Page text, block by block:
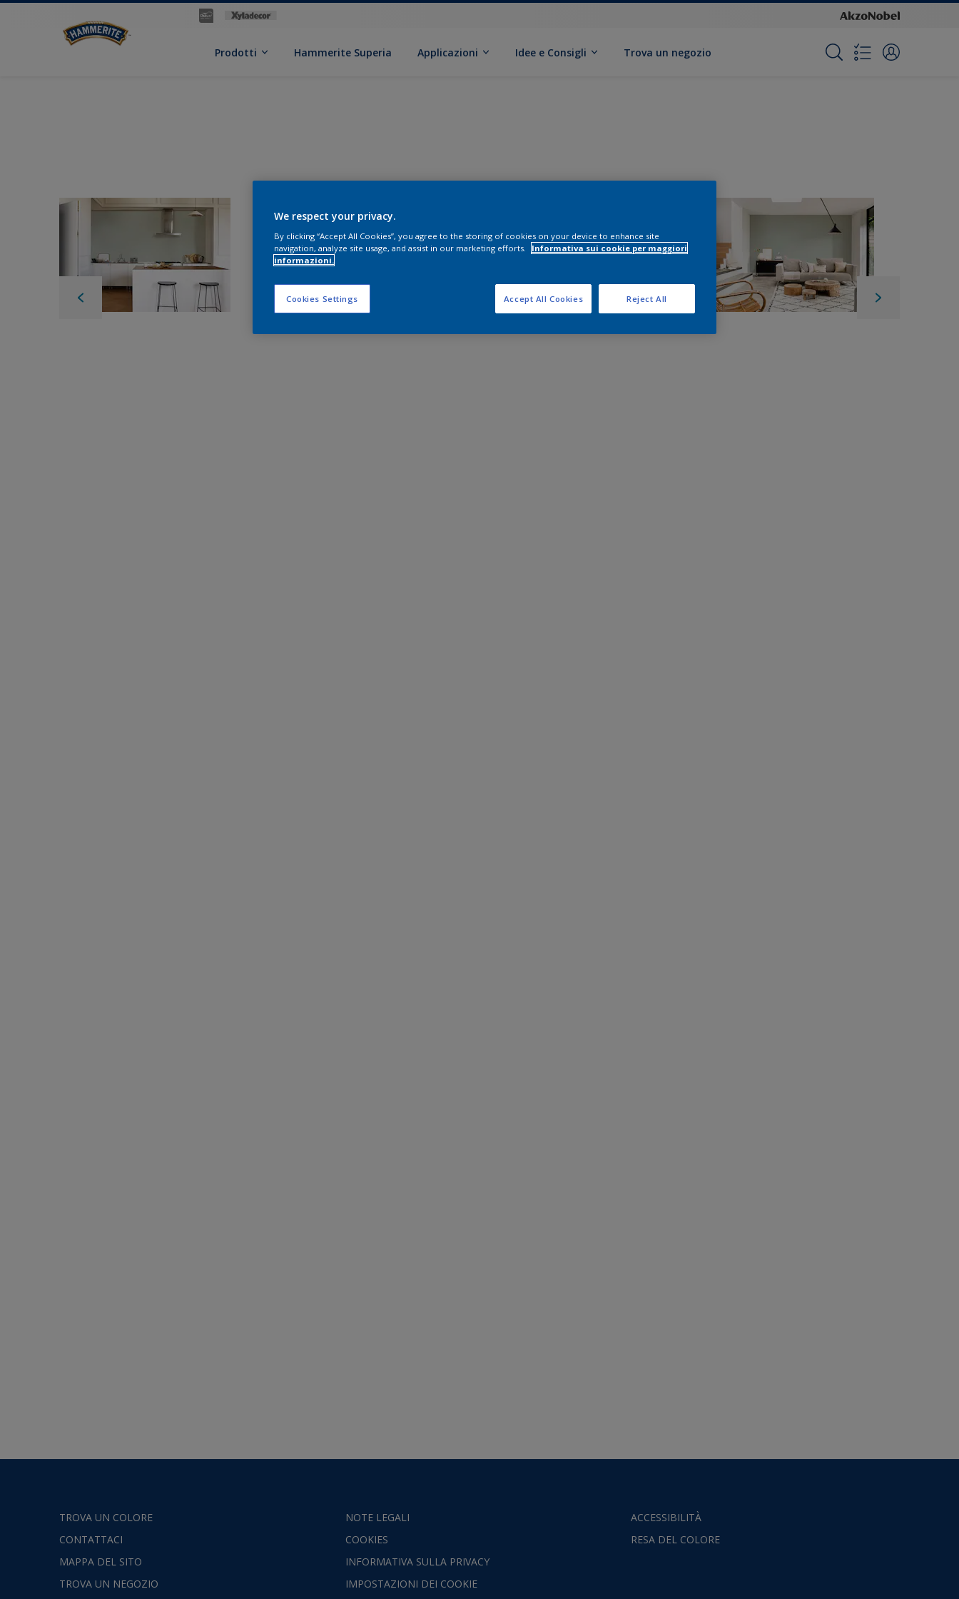
Prodotti Hammerite Superia Applicazioni Idee e Consigli Trova un negozio
TROVA UN COLORE
CONTATTACI
MAPPA DEL SITO
TROVA UN NEGOZIO
NOTE LEGALI
COOKIES
INFORMATIVA SULLA PRIVACY
IMPOSTAZIONI DEI COOKIE
ACCESSIBILITÀ
RESA DEL COLORE
We respect your privacy.
By clicking “Accept All Cookies”, you agree to the storing of cookies on your device to enhance site
navigation, analyze site usage, and assist in our marketing efforts.
Informativa sui cookie per maggiori
informazioni.
Cookies Settings Reject All
Accept All Cookies